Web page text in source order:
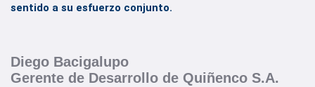
sentido a su esfuerzo conjunto.
Diego Bacigalupo
Gerente de Desarrollo de Quiñenco S.A.